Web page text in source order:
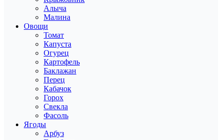
Алыча
Малина
Овощи
Томат
Капуста
Огурец
Картофель
Баклажан
Перец
Кабачок
Горох
Свекла
Фасоль
Ягоды
Арбуз